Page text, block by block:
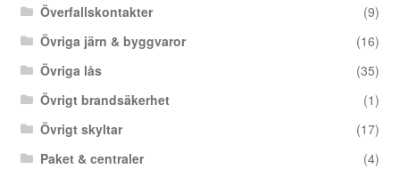
Överfallskontakter
(9)
Övriga järn & byggvaror
(16)
Övriga lås
(35)
Övrigt brandsäkerhet
(1)
Övrigt skyltar
(17)
Paket & centraler
(4)